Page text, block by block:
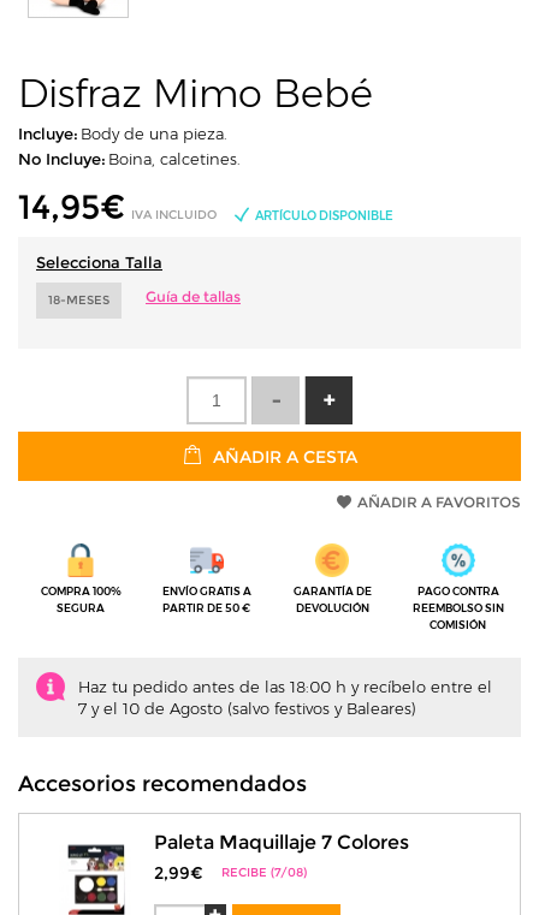
Disfraz Mimo Bebé
Incluye: Body de una pieza.
No Incluye: Boina, calcetines.
14,95€ IVA INCLUIDO ARTÍCULO DISPONIBLE
Selecciona Talla
18-MESES Guía de tallas
AÑADIR A CESTA
AÑADIR A FAVORITOS
COMPRA 100%
SEGURA
ENVÍO GRATIS A
PARTIR DE 50 €
GARANTÍA DE
DEVOLUCIÓN
PAGO CONTRA
REEMBOLSO SIN
COMISIÓN
Haz tu pedido antes de las 18:00 h y recíbelo entre el
7 y el 10 de Agosto (salvo festivos y Baleares)
Accesorios recomendados
Paleta Maquillaje 7 Colores
2,99€ RECIBE (7/08)